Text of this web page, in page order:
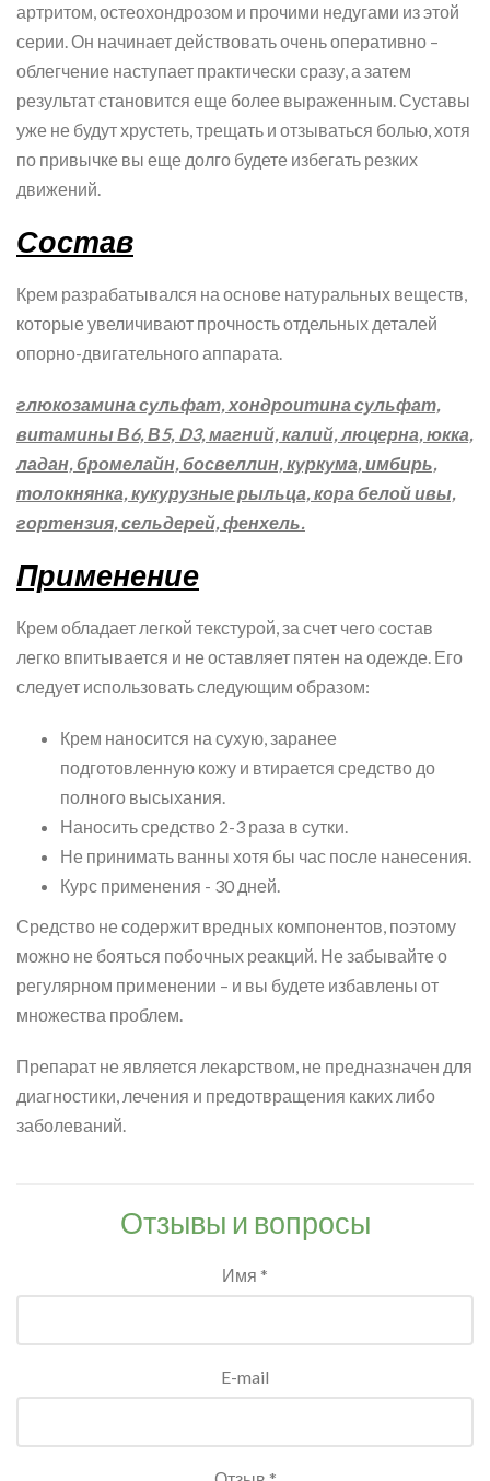
артритом, остеохондрозом и прочими недугами из этой
серии. Он начинает действовать очень оперативно –
облегчение наступает практически сразу, а затем
результат становится еще более выраженным. Суставы
уже не будут хрустеть, трещать и отзываться болью, хотя
по привычке вы еще долго будете избегать резких
движений.
Состав
Крем разрабатывался на основе натуральных веществ,
которые увеличивают прочность отдельных деталей
опорно-двигательного аппарата.
глюкозамина сульфат, хондроитина сульфат,
витамины В6, В5, D3, магний, калий, люцерна, юкка,
ладан, бромелайн, босвеллин, куркума, имбирь,
толокнянка, кукурузные рыльца, кора белой ивы,
гортензия, сельдерей, фенхель.
Применение
Крем обладает легкой текстурой, за счет чего состав
легко впитывается и не оставляет пятен на одежде. Его
следует использовать следующим образом:
Крем наносится на сухую, заранее
подготовленную кожу и втирается средство до
полного высыхания.
Наносить средство 2-3 раза в сутки.
Не принимать ванны хотя бы час после нанесения.
Курс применения - 30 дней.
Средство не содержит вредных компонентов, поэтому
можно не бояться побочных реакций. Не забывайте о
регулярном применении – и вы будете избавлены от
множества проблем.
Препарат не является лекарством, не предназначен для
диагностики, лечения и предотвращения каких либо
заболеваний.
Отзывы и вопросы
Имя *
E-mail